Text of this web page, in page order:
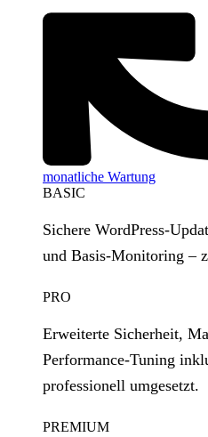
monatliche Wartung
BASIC
Sichere
und Basis‑Monitoring –
PRO
Erweiterte Sicherheit,
Performance‑Tuning
professionell umgesetzt.
PREMIUM